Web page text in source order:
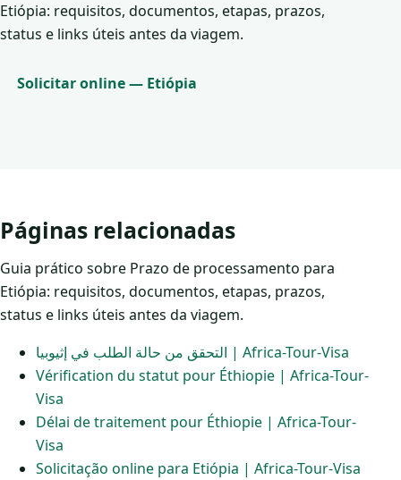
Etiópia: requisitos, documentos, etapas, prazos,
status e links úteis antes da viagem.
Solicitar online — Etiópia
Páginas relacionadas
Guia prático sobre Prazo de processamento para
Etiópia: requisitos, documentos, etapas, prazos,
status e links úteis antes da viagem.
التحقق من حالة الطلب في إثيوبيا | Africa-Tour-Visa
Vérification du statut pour Éthiopie | Africa-Tour-
Visa
Délai de traitement pour Éthiopie | Africa-Tour-
Visa
Solicitação online para Etiópia | Africa-Tour-Visa